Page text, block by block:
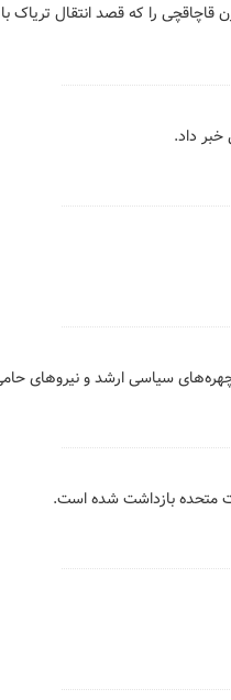
قاچاقچی را که قصد انتقال تریاک
خبر داد.
سیاسی ارشد و نیروهای
متحده بازداشت شده است.